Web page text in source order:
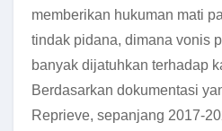
memberikan hukuman mati
tindak pidana, dimana vonis
banyak dijatuhkan terhadap
Berdasarkan dokumentasi
Reprieve, sepanjang 2017-